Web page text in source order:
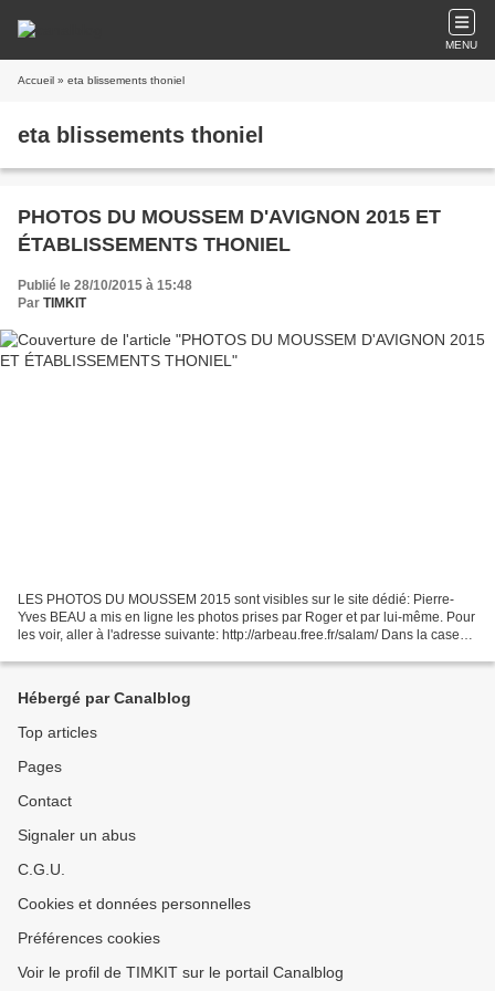
MENU
Accueil » eta blissements thoniel
eta blissements thoniel
PHOTOS DU MOUSSEM D'AVIGNON 2015 ET
ÉTABLISSEMENTS THONIEL
Publié le 28/10/2015 à 15:48
Par TIMKIT
LES PHOTOS DU MOUSSEM 2015 sont visibles sur le site dédié: Pierre-
Yves BEAU a mis en ligne les photos prises par Roger et par lui-même. Pour
les voir, aller à l'adresse suivante: http://arbeau.free.fr/salam/ Dans la case
Hébergé par Canalblog
Top articles
Pages
Contact
Signaler un abus
C.G.U.
Cookies et données personnelles
Préférences cookies
Voir le profil de TIMKIT sur le portail Canalblog